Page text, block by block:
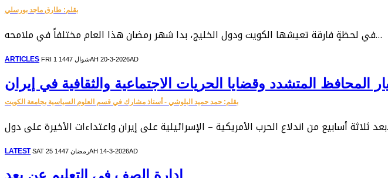
بقلم: طارق ماجد بورسلي
في لحظةٍ فارقة تعيشها الكويت ودول الخليج، بدا شهر رمضان هذا العام مختلفاً في ملامحه…
ARTICLES FRI 1 شوال 1447AH 20-3-2026AD
المحافظ المتشدد وقضايا الحريات الاجتماعية والثقافية في إيران
بقلم: حمد حميد البلوشي - أستاذ مشارك في قسم العلوم السياسية بجامعة الكويت
على دول…
LATEST SAT 25 رمضان 1447AH 14-3-2026AD